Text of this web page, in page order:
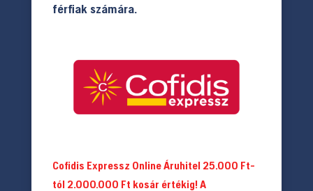
férfiak számára.
Cofidis Expressz Online Áruhitel 25.000 Ft-
tól 2.000.000 Ft kosár értékig! A